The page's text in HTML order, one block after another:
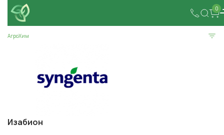
0
АгроХим
Изабион